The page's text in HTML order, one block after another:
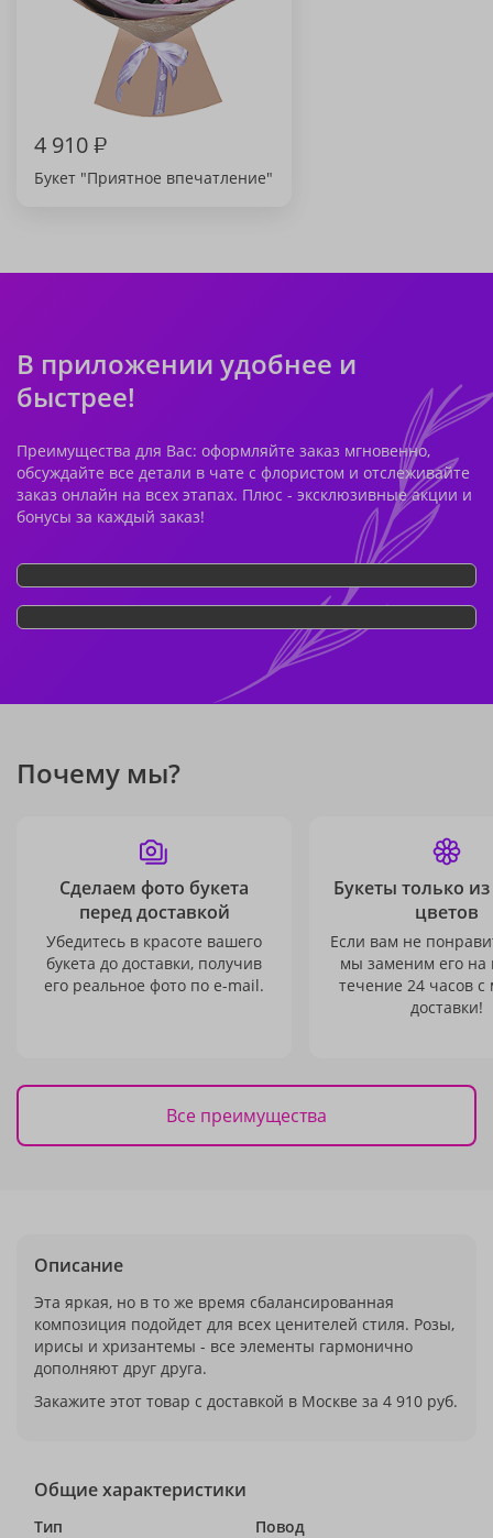
4 910₽
Букет "Приятное впечатление"
В приложении удобнее и
быстрее!
Преимущества для Вас: оформляйте заказ мгновенно,
обсуждайте все детали в чате с флористом и отслеживайте
заказ онлайн на всех этапах. Плюс - эксклюзивные акции и
бонусы за каждый заказ!
Почему мы?
Сделаем фото букета
перед доставкой
Убедитесь в красоте вашего
букета до доставки, получив
его реальное фото по e-mail.
Букеты только
цветов
Если вам не
мы заменим его на
течение 24 часов с
доставки!
Все преимущества
Описание
Эта яркая, но в то же время сбалансированная
композиция подойдет для всех ценителей стиля. Розы,
ирисы и хризантемы - все элементы гармонично
дополняют друг друга.
Закажите этот товар с доставкой в Москве за 4 910 руб.
Общие характеристики
Тип
Повод